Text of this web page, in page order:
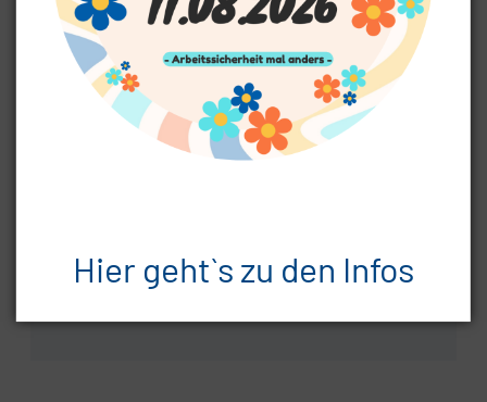
Straße, Nr.
Pflichtfeld
*Hier geht`s zu den Infos